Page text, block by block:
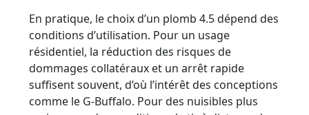
En pratique, le choix d’un plomb 4.5 dépend des
conditions d’utilisation. Pour un usage
résidentiel, la réduction des risques de
dommages collatéraux et un arrêt rapide
suffisent souvent, d’où l’intérêt des conceptions
comme le G-Buffalo. Pour des nuisibles plus